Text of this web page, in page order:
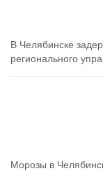
В Челябинске
регионального
Морозы в